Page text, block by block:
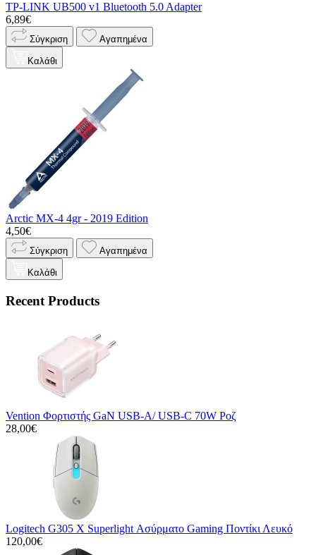
TP-LINK UB500 v1 Bluetooth 5.0 Adapter
6,89€
Σύγκριση Αγαπημένα
Καλάθι
Arctic MX-4 4gr - 2019 Edition
4,50€
Σύγκριση Αγαπημένα
Καλάθι
Recent Products
Vention Φορτιστής GaN USB-A/ USB-C 70W Ροζ
28,00€
Logitech G305 X Superlight Ασύρματο Gaming Ποντίκι Λευκό
120,00€